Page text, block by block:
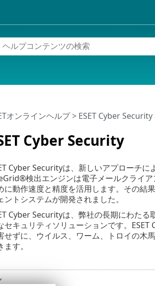
Cyber Security
オンラインヘルプ> ESET Cyber Security
Cyber Securityは、新しいアプローチ
検出エンジンは電子メールクライ
に動作速度と精度を活用します。その結
ントシステムが開発されました。
Cyber Securityは、弊社の長期にわた
セキュリティソリューションです。
せずに、ウイルス、ワーム、トロイの木
ます。